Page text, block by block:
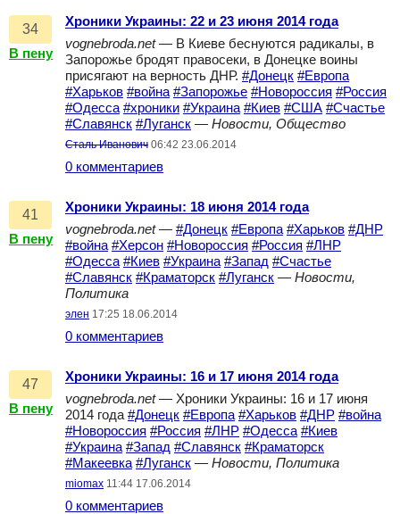
34
В пену
Хроники Украины: 22 и 23 июня 2014 года
vognebroda.net— В Киеве беснуются радикалы, в
Запорожье бродят правосеки, в Донецке воины
присягают на верность ДНР. #Донецк #Европа
#Харьков #война #Запорожье #Новороссия #Россия
#Одесса #хроники #Украина #Киев #США #Счастье
#Славянск #Луганск — Новости, Общество
Сталь Иванович 06:42 23.06.2014
0 комментариев
41
В пену
Хроники Украины: 18 июня 2014 года
vognebroda.net— #Донецк #Европа #Харьков #ДНР
#война #Херсон #Новороссия #Россия #ЛНР
#Одесса #Киев #Украина #Запад #Счастье
#Славянск #Краматорск #Луганск — Новости,
Политика
элен 17:25 18.06.2014
0 комментариев
47
В пену
Хроники Украины: 16 и 17 июня 2014 года
vognebroda.net— Хроники Украины: 16 и 17 июня
2014 года #Донецк #Европа #Харьков #ДНР #война
#Новороссия #Россия #ЛНР #Одесса #Киев
#Украина #Запад #Славянск #Краматорск
#Макеевка #Луганск — Новости, Политика
miomax 11:44 17.06.2014
0 комментариев